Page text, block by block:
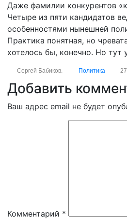
Даже фамилии конкурентов
Четыре из пяти кандидатов
особенностями нынешней
Практика понятная, но
хотелось бы, конечно. Но тут
Сергей Бабиков. Политика
Добавить
Ваш адрес email не будет
Комментарий *